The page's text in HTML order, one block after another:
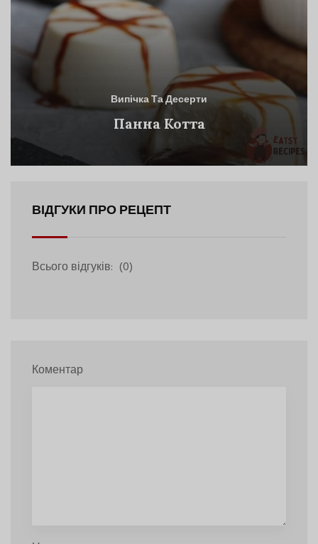
Випічка Та Десерти
Панна Котта
ВІДГУКИ ПРО РЕЦЕПТ
Всього відгуків: (0)
Коментар